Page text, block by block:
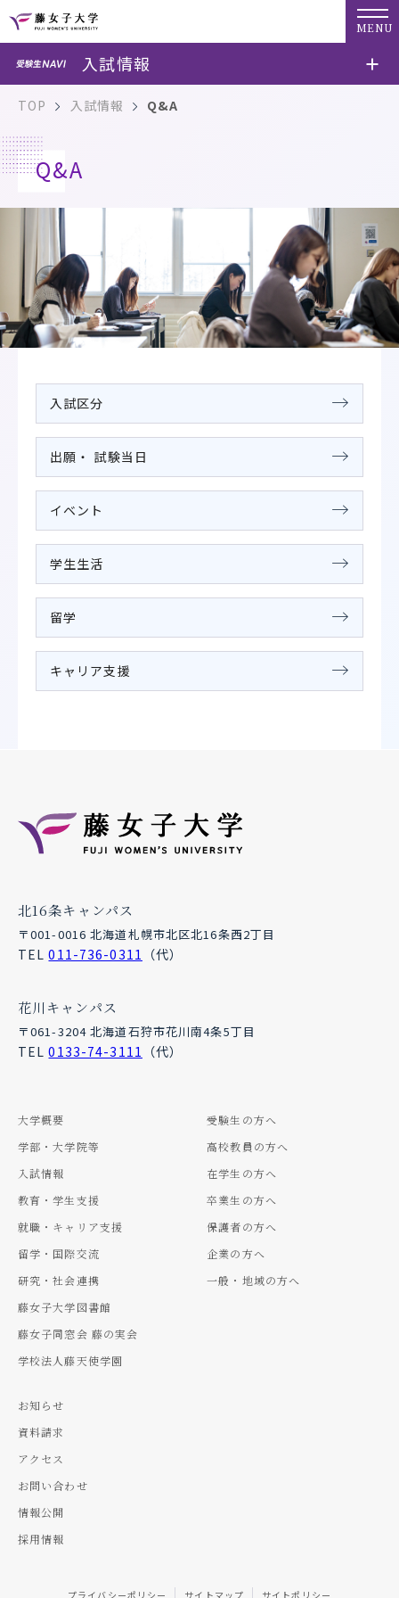
MENU
TOP 入試情報 Q&A
Q&A
入試区分
出願・ 試験当日
イベント
学生生活
留学
キャリア支援
入試情報
北16条キャンパス
〒001-0016 北海道札幌市北区北16条西2丁目
TEL011-736-0311 （代）
花川キャンパス
〒061-3204 北海道石狩市花川南4条5丁目
TEL0133-74-3111 （代）
大学概要
学部・大学院等
入試情報
教育・学生支援
就職・キャリア支援
留学・国際交流
研究・社会連携
藤女子大学図書館
藤女子同窓会 藤の実会
学校法人藤天使学園
受験生の方へ
高校教員の方へ
在学生の方へ
卒業生の方へ
保護者の方へ
企業の方へ
一般・地域の方へ
お知らせ
資料請求
アクセス
お問い合わせ
情報公開
採用情報
プライバシーポリシー サイトマップ サイトポリシー